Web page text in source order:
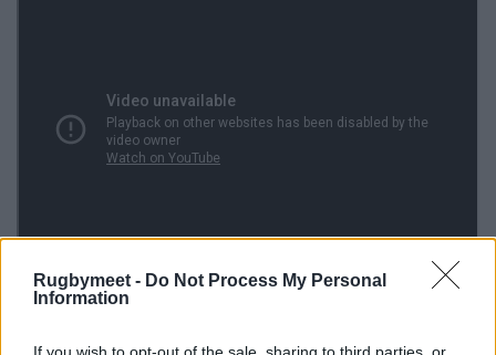
Rugbymeet - Do Not Process My Personal
Information